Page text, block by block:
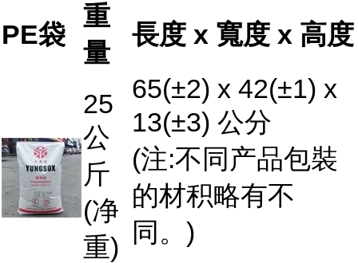
PE袋
重
量
長度 x 寬度 x 高度
25
公
斤
(净
重)
65(±2) x 42(±1) x
13(±3) 公分
(注:不同产品包裝
的材积略有不
同。)